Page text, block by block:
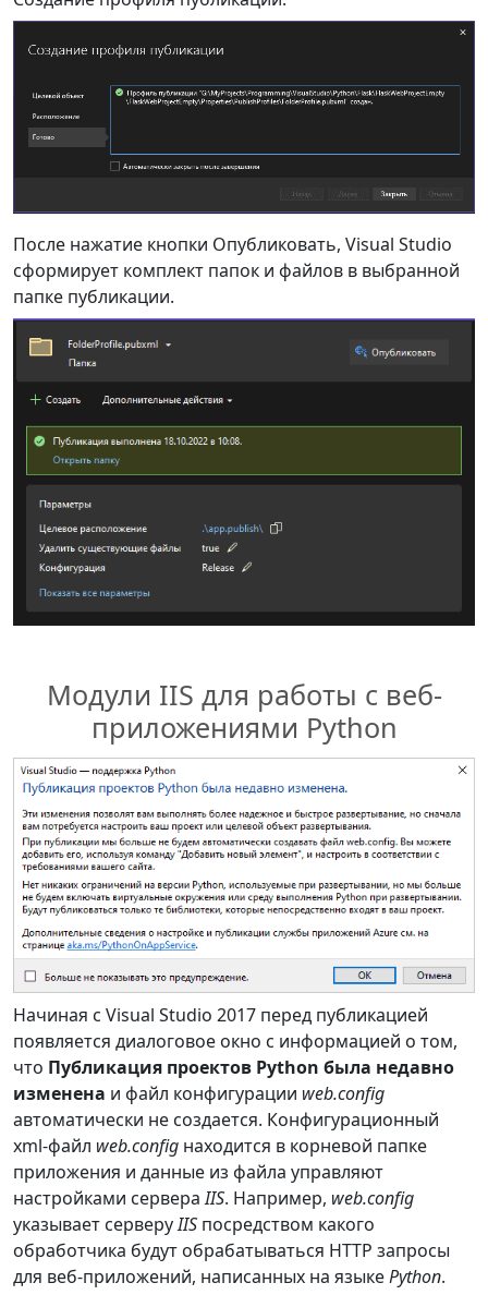
После нажатие кнопки Опубликовать, Visual Studio
сформирует комплект папок и файлов в выбранной
папке публикации.
Модули IIS для работы с веб-
приложениями Python
Начиная с Visual Studio 2017 перед публикацией
появляется диалоговое окно с информацией о том,
что Публикация проектов Python была недавно
изменена и файл конфигурации web.config
автоматически не создается. Конфигурационный
xml-файл web.config находится в корневой папке
приложения и данные из файла управляют
настройками сервераIIS. Например, web.config
указывает серверуIIS посредством какого
обработчика будут обрабатываться HTTP запросы
для веб-приложений, написанных на языкеPython.